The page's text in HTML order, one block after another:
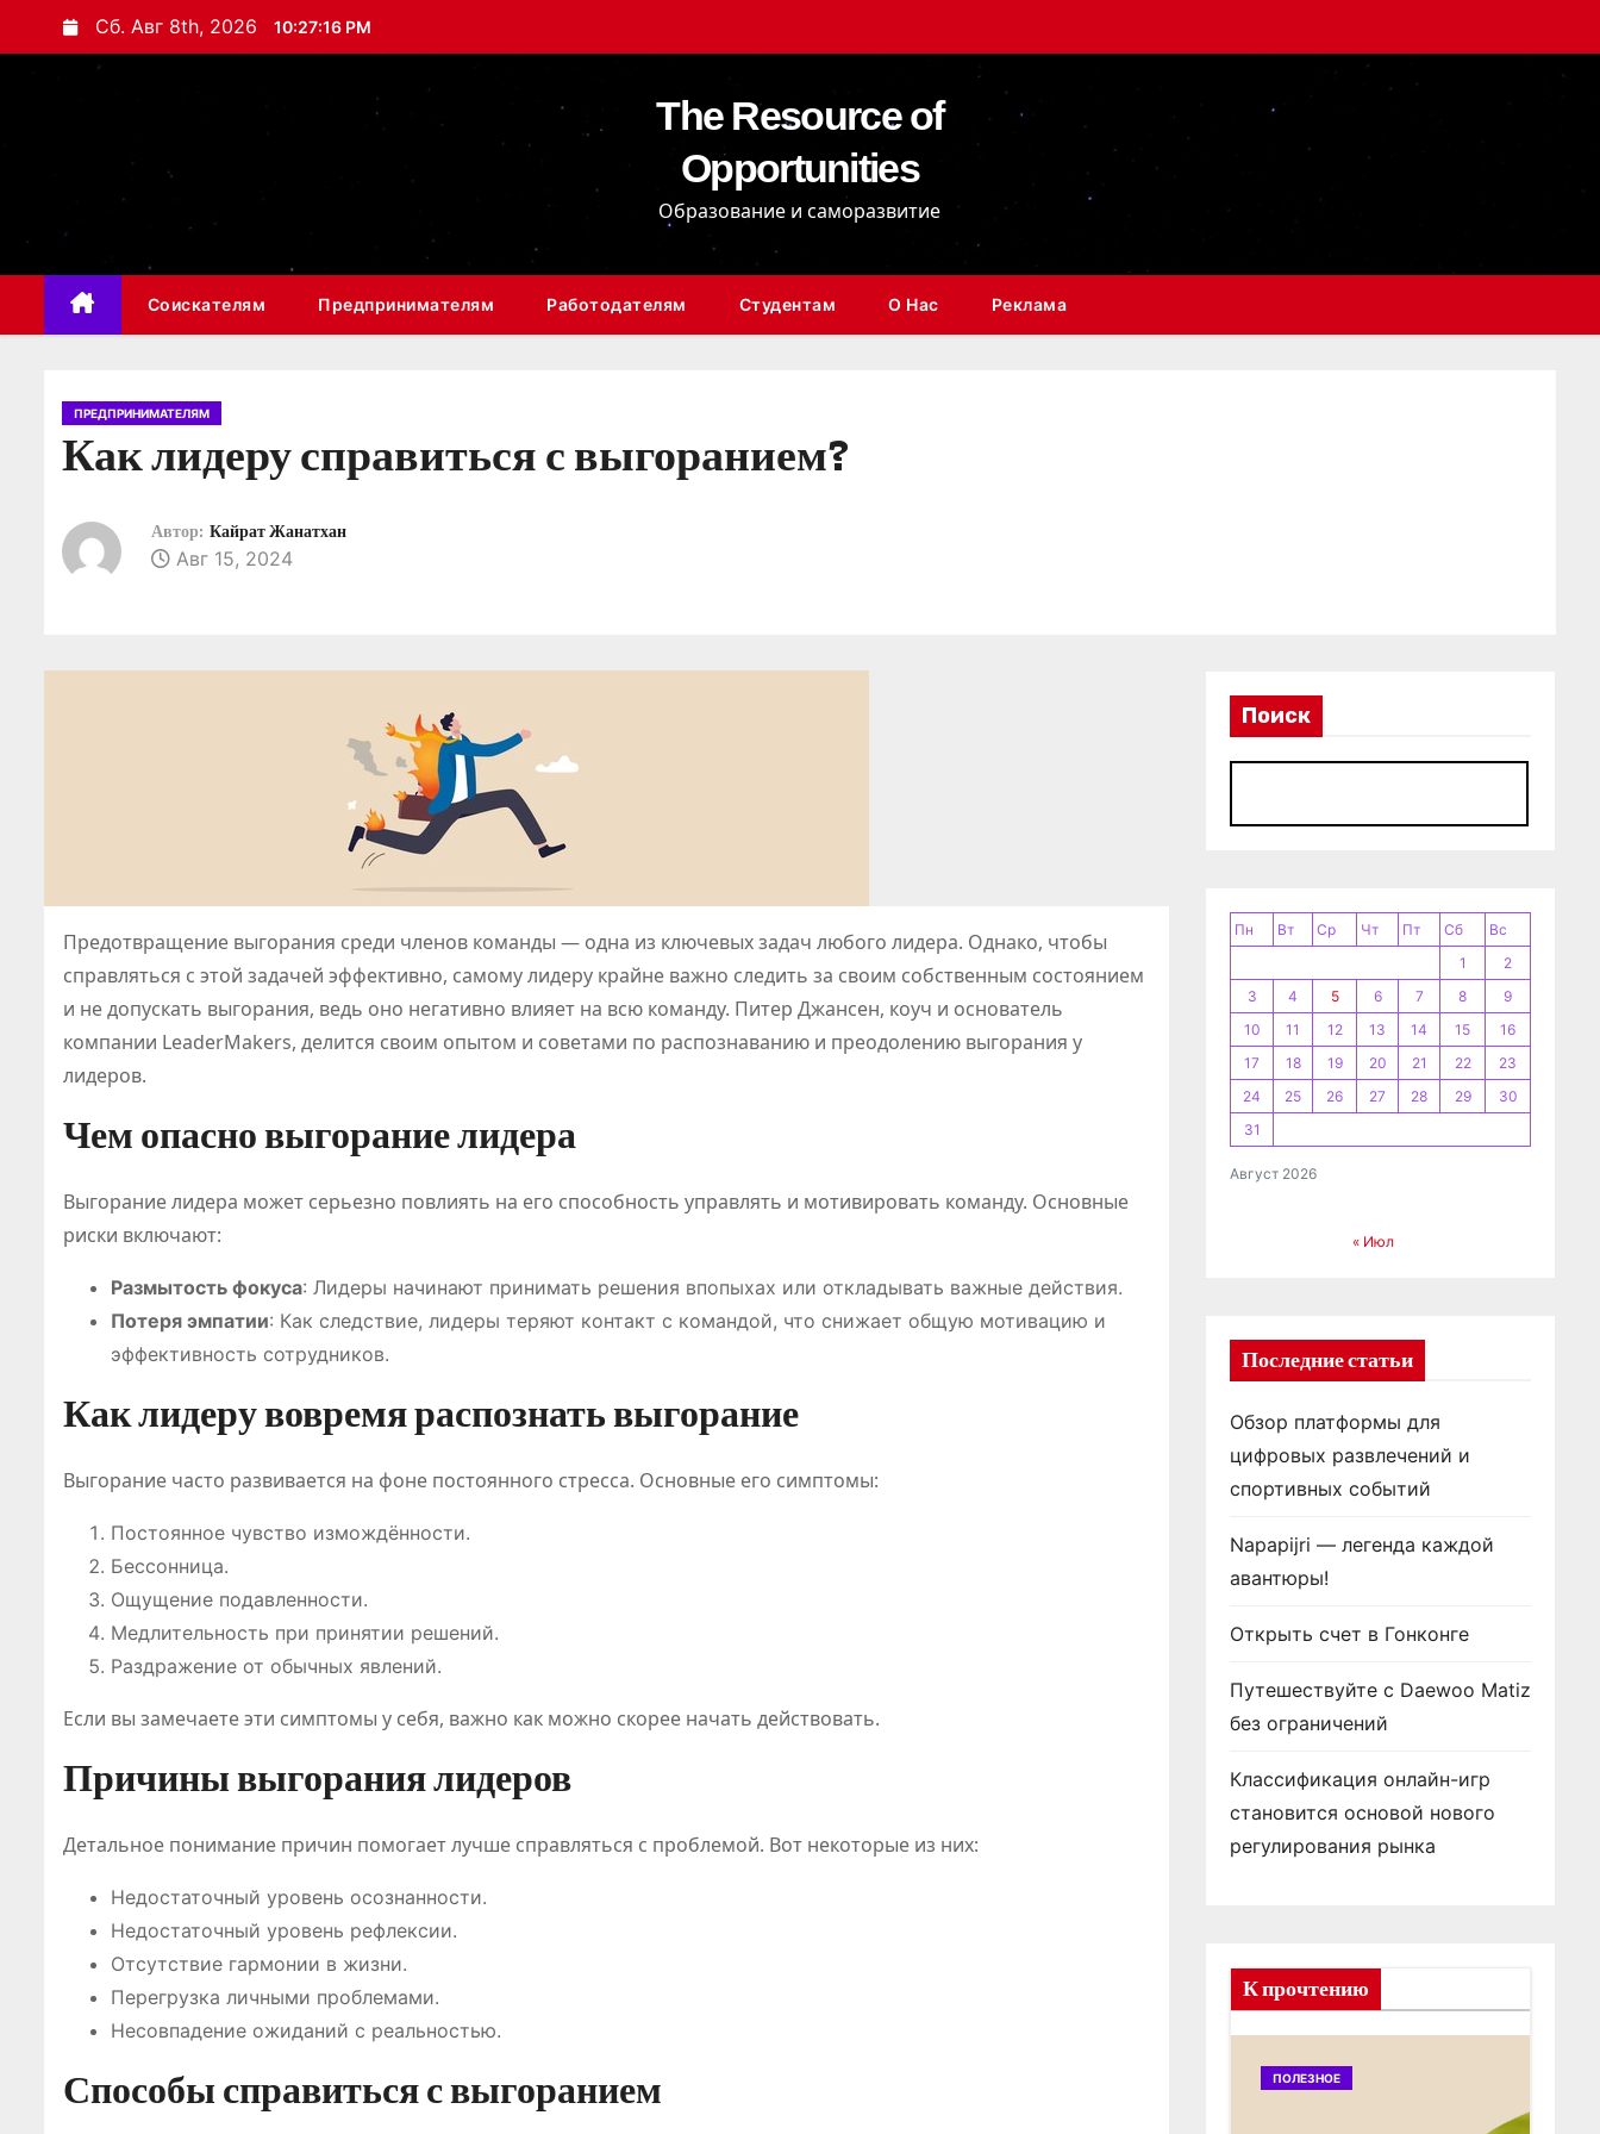
е
с
Сб. Авг 8th, 2026 10:27:16 PM
The Resource of
Opportunities
Образование и саморазвитие
Соискателям Предпринимателям Работодателям Студентам О Нас Реклама
ПРЕДПРИНИМАТЕЛЯМ
Как лидеру справиться с выгоранием?
Автор: Кайрат Жанатхан
Авг 15, 2024
Предотвращение выгорания среди членов команды — одна из ключевых задач любого лидера. Однако, чтобы
справляться с этой задачей эффективно, самому лидеру крайне важно следить за своим собственным состоянием
и не допускать выгорания, ведь оно негативно влияет на всю команду. Питер Джансен, коуч и основатель
компании LeaderMakers, делится своим опытом и советами по распознаванию и преодолению выгорания у
лидеров.
Чем опасно выгорание лидера
Выгорание лидера может серьезно повлиять на его способность управлять и мотивировать команду. Основные
риски включают:
Размытость фокуса: Лидеры начинают принимать решения впопыхах или откладывать важные действия.
Потеря эмпатии: Как следствие, лидеры теряют контакт с командой, что снижает общую мотивацию и
эффективность сотрудников.
Как лидеру вовремя распознать выгорание
Выгорание часто развивается на фоне постоянного стресса. Основные его симптомы:
Постоянное чувство измождённости.
Бессонница.
Ощущение подавленности.
Медлительность при принятии решений.
Раздражение от обычных явлений.
Если вы замечаете эти симптомы у себя, важно как можно скорее начать действовать.
Причины выгорания лидеров
Детальное понимание причин помогает лучше справляться с проблемой. Вот некоторые из них:
Недостаточный уровень осознанности.
Недостаточный уровень рефлексии.
Отсутствие гармонии в жизни.
Перегрузка личными проблемами.
Несовпадение ожиданий с реальностью.
Способы справиться с выгоранием
Поиск
Август 2026
Пн Вт Ср Чт Пт Сб
Вс
1
2
3
4 5 6 7 8
9
10
11 12 13 14 15
16
17
18 19 20 21 22
23
24
25 26 27 28 29
30
31
« Июл
Последние статьи
Обзор платформы для
цифровых развлечений и
спортивных событий
Napapijri — легенда каждой
авантюры!
Открыть счет в Гонконге
Путешествуйте с Daewoo Matiz
без ограничений
Классификация онлайн-игр
становится основой нового
регулирования рынка
К прочтению
ПОЛЕЗНОЕ